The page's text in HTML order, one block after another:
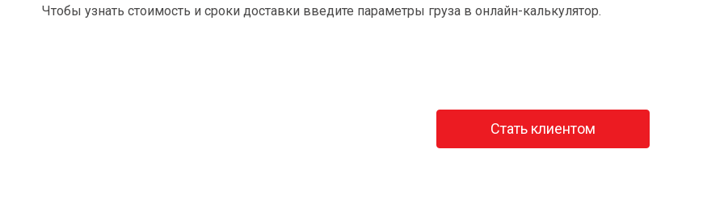
Чтобы узнать стоимость и сроки доставки введите параметры груза в онлайн-калькулятор.
Стать клиентом